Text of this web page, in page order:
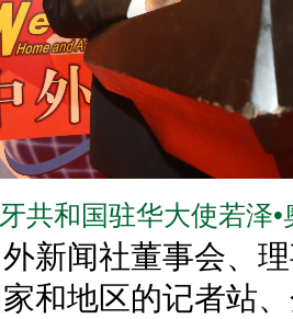
共和国驻华大使若泽
新闻社董事会、
和地区的记者站